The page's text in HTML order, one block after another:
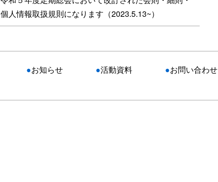
個人情報取扱規則になります（2023.5.13~）
●お知らせ ●活動資料 ●お問い合わせ